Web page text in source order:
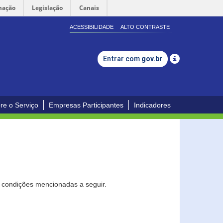
Legislação Canais
ACESSIBILIDADE ALTO CONTRASTE
Entrar com gov.br
o Serviço Empresas Participantes Indicadores
mencionadas a seguir.